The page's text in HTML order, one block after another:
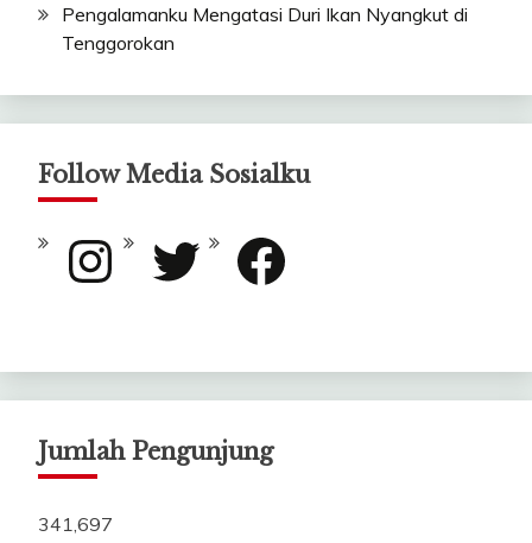
Pengalamanku Mengatasi Duri Ikan Nyangkut di
Tenggorokan
Follow Media Sosialku
Instagram Twitter Facebook
Jumlah Pengunjung
341,697